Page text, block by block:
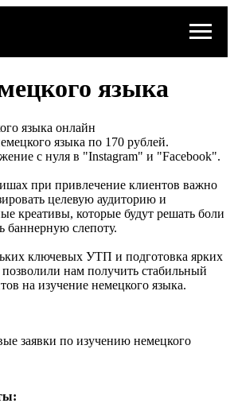
языка
языка по 170 рублей.
с нуля в "Instagram" и "Facebook".
при привлечение клиентов важно
целевую аудиторию и
креативы, которые будут решать боли
баннерную слепоту.
ключевых УТП и подготовка ярких
нам получить стабильный
на изучение немецкого языка.
заявки по изучению немецкого